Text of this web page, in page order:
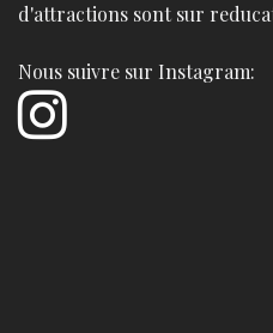
d'attractions sont sur
Nous suivre sur Instagram: